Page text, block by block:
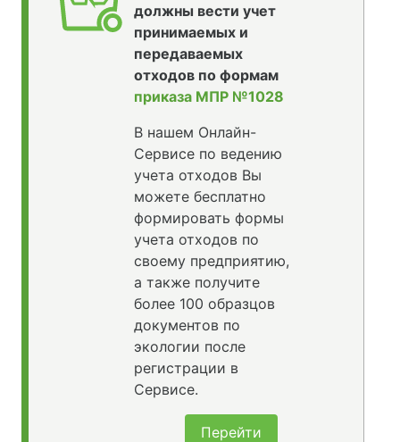
должны вести учет
принимаемых и
передаваемых
отходов по формам
приказа МПР №1028
В нашем Онлайн-
Сервисе по ведению
учета отходов Вы
можете бесплатно
формировать формы
учета отходов по
своему предприятию,
а также получите
более 100 образцов
документов по
экологии после
регистрации в
Сервисе.
Перейти